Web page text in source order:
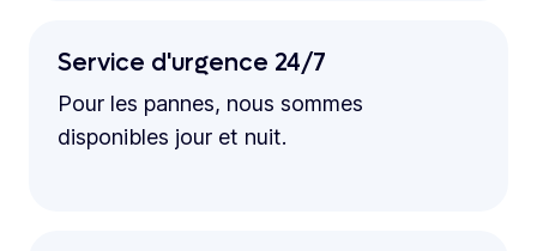
Service d'urgence 24/7
Pour les pannes, nous sommes
disponibles jour et nuit.